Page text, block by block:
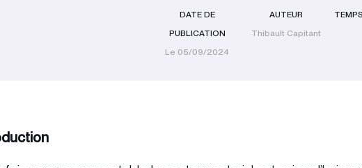
DATE DE
PUBLICATION
Le 05/09/2024
AUTEUR
Thibault Capitant